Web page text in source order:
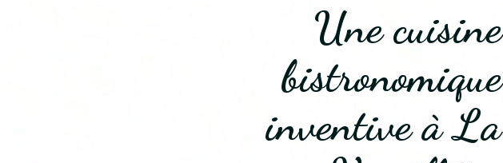
Une cuisine
bistronomique
inventive à La